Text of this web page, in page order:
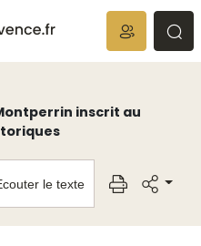
inscrit au
le texte